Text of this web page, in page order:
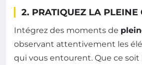
2. PRATIQUEZ LA PLEINE
Intégrez des moments de
observant attentivement les
qui vous entourent. Que ce